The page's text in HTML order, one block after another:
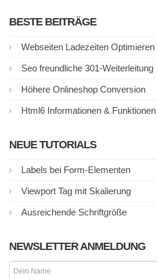
BESTE BEITRÄGE
Webseiten Ladezeiten Optimieren
Seo freundliche 301-Weiterleitung
Höhere Onlineshop Conversion
Html6 Informationen & Funktionen
NEUE TUTORIALS
Labels bei Form-Elementen
Viewport Tag mit Skalierung
Ausreichende Schriftgröße
NEWSLETTER ANMELDUNG